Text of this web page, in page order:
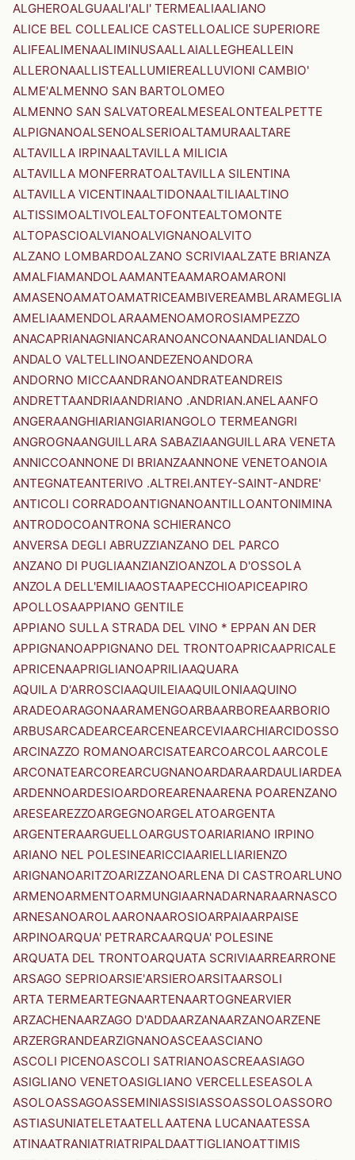
ALGHEROALGUAALI'ALI' TERMEALIAALIANO
ALICE BEL COLLEALICE CASTELLOALICE SUPERIORE
ALIFEALIMENAALIMINUSAALLAIALLEGHEALLEIN
ALLERONAALLISTEALLUMIEREALLUVIONI CAMBIO'
ALME'ALMENNO SAN BARTOLOMEO
ALMENNO SAN SALVATOREALMESEALONTEALPETTE
ALPIGNANOALSENOALSERIOALTAMURAALTARE
ALTAVILLA IRPINAALTAVILLA MILICIA
ALTAVILLA MONFERRATOALTAVILLA SILENTINA
ALTAVILLA VICENTINAALTIDONAALTILIAALTINO
ALTISSIMOALTIVOLEALTOFONTEALTOMONTE
ALTOPASCIOALVIANOALVIGNANOALVITO
ALZANO LOMBARDOALZANO SCRIVIAALZATE BRIANZA
AMALFIAMANDOLAAMANTEAAMAROAMARONI
AMASENOAMATOAMATRICEAMBIVEREAMBLARAMEGLIA
AMELIAAMENDOLARAAMENOAMOROSIAMPEZZO
ANACAPRIANAGNIANCARANOANCONAANDALIANDALO
ANDALO VALTELLINOANDEZENOANDORA
ANDORNO MICCAANDRANOANDRATEANDREIS
ANDRETTAANDRIAANDRIANO .ANDRIAN.ANELAANFO
ANGERAANGHIARIANGIARIANGOLO TERMEANGRI
ANGROGNAANGUILLARA SABAZIAANGUILLARA VENETA
ANNICCOANNONE DI BRIANZAANNONE VENETOANOIA
ANTEGNATEANTERIVO .ALTREI.ANTEY-SAINT-ANDRE'
ANTICOLI CORRADOANTIGNANOANTILLOANTONIMINA
ANTRODOCOANTRONA SCHIERANCO
ANVERSA DEGLI ABRUZZIANZANO DEL PARCO
ANZANO DI PUGLIAANZIANZIOANZOLA D'OSSOLA
ANZOLA DELL'EMILIAAOSTAAPECCHIOAPICEAPIRO
APOLLOSAAPPIANO GENTILE
APPIANO SULLA STRADA DEL VINO * EPPAN AN DER
APPIGNANOAPPIGNANO DEL TRONTOAPRICAAPRICALE
APRICENAAPRIGLIANOAPRILIAAQUARA
AQUILA D'ARROSCIAAQUILEIAAQUILONIAAQUINO
ARADEOARAGONAARAMENGOARBAARBOREAARBORIO
ARBUSARCADEARCEARCENEARCEVIAARCHIARCIDOSSO
ARCINAZZO ROMANOARCISATEARCOARCOLAARCOLE
ARCONATEARCOREARCUGNANOARDARAARDAULIARDEA
ARDENNOARDESIOARDOREARENAARENA POARENZANO
ARESEAREZZOARGEGNOARGELATOARGENTA
ARGENTERAARGUELLOARGUSTOARIARIANO IRPINO
ARIANO NEL POLESINEARICCIAARIELLIARIENZO
ARIGNANOARITZOARIZZANOARLENA DI CASTROARLUNO
ARMENOARMENTOARMUNGIAARNADARNARAARNASCO
ARNESANOAROLAARONAAROSIOARPAIAARPAISE
ARPINOARQUA' PETRARCAARQUA' POLESINE
ARQUATA DEL TRONTOARQUATA SCRIVIAARREARRONE
ARSAGO SEPRIOARSIE'ARSIEROARSITAARSOLI
ARTA TERMEARTEGNAARTENAARTOGNEARVIER
ARZACHENAARZAGO D'ADDAARZANAARZANOARZENE
ARZERGRANDEARZIGNANOASCEAASCIANO
ASCOLI PICENOASCOLI SATRIANOASCREAASIAGO
ASIGLIANO VENETOASIGLIANO VERCELLESEASOLA
ASOLOASSAGOASSEMINIASSISIASSOASSOLOASSORO
ASTIASUNIATELETAATELLAATENA LUCANAATESSA
ATINAATRANIATRIATRIPALDAATTIGLIANOATTIMIS